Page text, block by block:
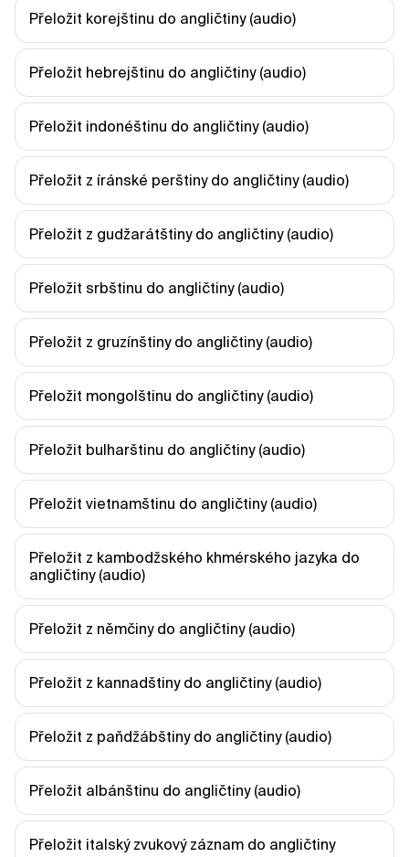
Přeložit korejštinu do angličtiny (audio)
Přeložit hebrejštinu do angličtiny (audio)
Přeložit indonéštinu do angličtiny (audio)
Přeložit z íránské perštiny do angličtiny (audio)
Přeložit z gudžarátštiny do angličtiny (audio)
Přeložit srbštinu do angličtiny (audio)
Přeložit z gruzínštiny do angličtiny (audio)
Přeložit mongolštinu do angličtiny (audio)
Přeložit bulharštinu do angličtiny (audio)
Přeložit vietnamštinu do angličtiny (audio)
Přeložit z kambodžského khmérského jazyka do
angličtiny (audio)
Přeložit z němčiny do angličtiny (audio)
Přeložit z kannadštiny do angličtiny (audio)
Přeložit z paňdžábštiny do angličtiny (audio)
Přeložit albánštinu do angličtiny (audio)
Přeložit italský zvukový záznam do angličtiny